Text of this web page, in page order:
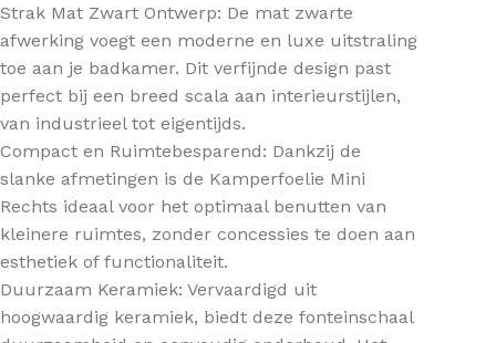
Strak Mat Zwart Ontwerp: De mat zwarte
afwerking voegt een moderne en luxe uitstraling
toe aan je badkamer. Dit verfijnde design past
perfect bij een breed scala aan interieurstijlen,
van industrieel tot eigentijds.
Compact en Ruimtebesparend: Dankzij de
slanke afmetingen is de Kamperfoelie Mini
Rechts ideaal voor het optimaal benutten van
kleinere ruimtes, zonder concessies te doen aan
esthetiek of functionaliteit.
Duurzaam Keramiek: Vervaardigd uit
hoogwaardig keramiek, biedt deze fonteinschaal